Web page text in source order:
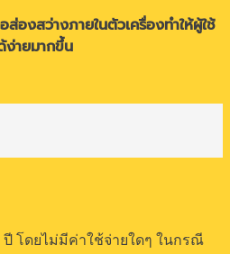
องสว่างภายในตัวเครื่องทำให้ผู้ใช้
ง่ายมากขึ้น
โดยไม่มีค่าใช้จ่ายใดๆ ในกรณี